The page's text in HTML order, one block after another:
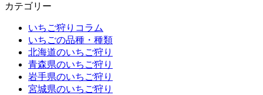
カテゴリー
いちご狩りコラム
いちごの品種・種類
北海道のいちご狩り
青森県のいちご狩り
岩手県のいちご狩り
宮城県のいちご狩り